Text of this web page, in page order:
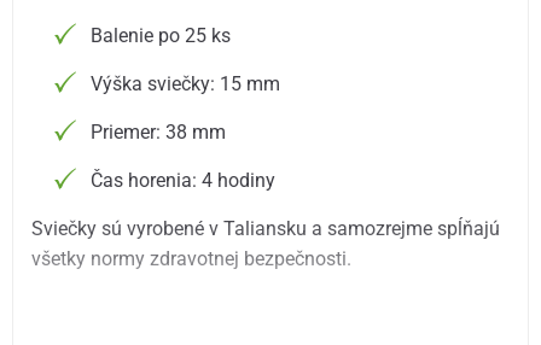
Balenie po 25 ks
Výška sviečky: 15 mm
Priemer: 38 mm
Čas horenia: 4 hodiny
Sviečky sú vyrobené v Taliansku a samozrejme spĺňajú
všetky normy zdravotnej bezpečnosti.